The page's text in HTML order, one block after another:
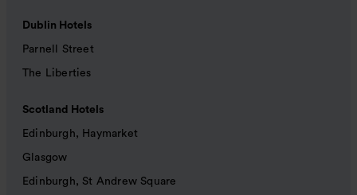
Dublin Hotels
Parnell Street
The Liberties
Scotland Hotels
Edinburgh, Haymarket
Glasgow
Edinburgh, St Andrew Square